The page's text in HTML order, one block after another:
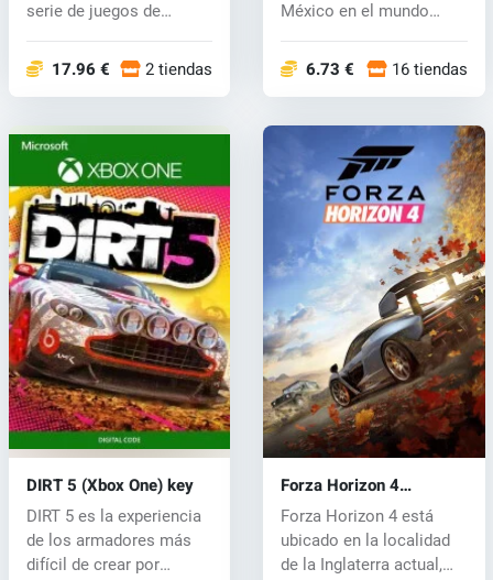
serie de juegos de
17.96 € 2 tiendas
México en el mundo
6.73 € 16 tiendas
DIRT 5 (Xbox One) key
DIRT 5 es la experiencia
de los armadores más
difícil de crear por
Forza Horizon 4
(PC/Xbox One) key
Forza Horizon 4 está
ubicado en la localidad
de la Inglaterra actual,